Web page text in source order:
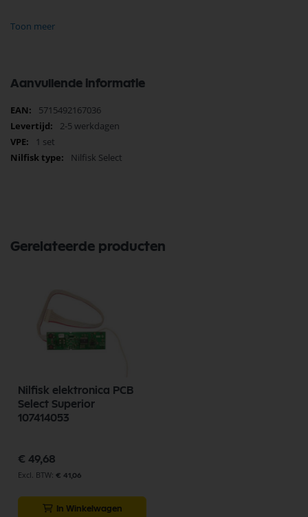
Toon meer
Aanvullende informatie
Meer
informatie
5715492167036
2-5 werkdagen
1 set
Nilfisk Select
Gerelateerde producten
Nilfisk elektronica PCB
Select Superior
107414053
€ 49,68
€ 41,06
In Winkelwagen